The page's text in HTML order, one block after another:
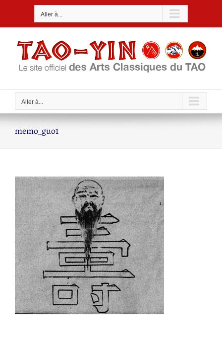
Aller à...
Aller à...
memo_guo1